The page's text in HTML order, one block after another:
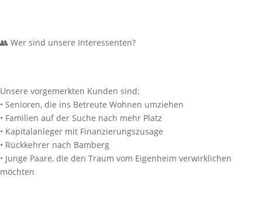
👥 Wer sind unsere Interessenten?
Unsere vorgemerkten Kunden sind:
• Senioren, die ins Betreute Wohnen umziehen
• Familien auf der Suche nach mehr Platz
• Kapitalanleger mit Finanzierungszusage
• Rückkehrer nach Bamberg
• Junge Paare, die den Traum vom Eigenheim verwirklichen
möchten